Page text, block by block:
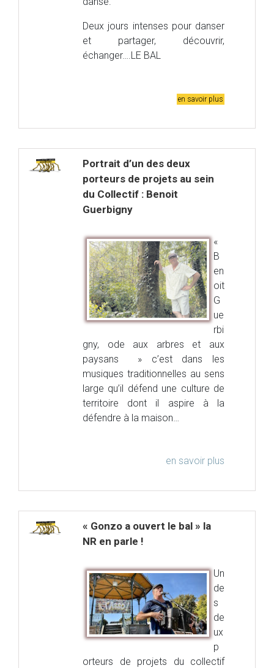
Deux jours intenses pour danser
et partager, découvrir,
échanger….LE BAL
en savoir plus
Portrait d’un des deux
porteurs de projets au sein
du Collectif : Benoit
Guerbigny
«
B
en
oit
G
ue
rbi
gny, ode aux arbres et aux
paysans » c’est dans les
musiques traditionnelles au sens
large qu’il défend une culture de
territoire dont il aspire à la
défendre à la maison…
en savoir plus
« Gonzo a ouvert le bal » la
NR en parle !
Un
de
s
de
ux
p
orteurs de projets du collectif